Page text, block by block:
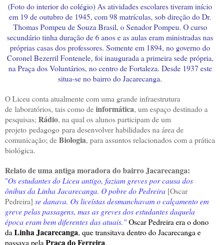
(Foto do interior do colégio) As atividades escolares tiveram início
em 19 de outubro de 1945, com 98 matrículas, sob direção do Dr.
Thomas Pompeu de Souza Brasil, o Senador Pompeu. O curso
secundário tinha duração de 6 anos e as aulas eram ministradas nas
próprias casas dos professores. Somente em 1894, no governo do
Coronel Bezerril Fontenele, foi inaugurada a primeira sede própria,
na Praça dos Voluntários, no centro de Fortaleza. Desde 1937 este
situa-se no bairro do Jacarecanga.
O Liceu conta atualmente com uma grande infraestrutura
de laboratórios, tais como deinformática, um espaço destinado a
pesquisas; Rádio, na qual os alunos participam de um
projeto pedagogo para desenvolver habilidades na área de
comunicação; deBiologia, para assuntos relacionados com a prática
biológica.
Relato de uma antiga moradora do bairro Jacarecanga:
"Os estudantes do Liceu antigo, faziam greves por causa dos
ônibus da Linha Jacarecanga. O pobre do Pedreira [Oscar
Pedreira] se danava. Os liceístas desmanchavam o calçamento em
greve pelas passagens, mas as greves dos estudantes daquela
época eram bem diferentes das atuais."Oscar Pedreira era o dono
da Linha Jacarecanga, que transitava dentro do Jacarecanga e
passava pela Praça do Ferreira.